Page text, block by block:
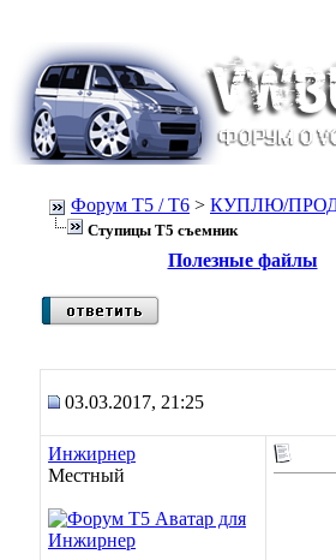
Форум Т5 / T6 > КУПЛЮ/
Ступицы Т5 съемник
Полезные файлы
03.03.2017, 21:25
Инжирнер
Местный